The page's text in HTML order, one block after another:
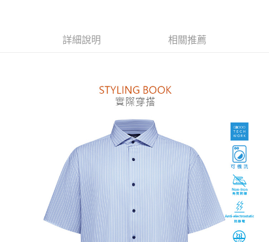
２．便利：只要手機號碼，簡訊認證，即可結帳。
１．於結帳方式選擇「AFTEE先享後付」後，將跳轉至「AFTEE先享後付」
結帳頁面，進行簡訊認證並確認金額後，即可完成結帳。
２．訂單成立數日內，您將收到繳費通知簡訊。
３．收到繳費通知簡訊後14天內，點擊此簡訊中的連結，可透過四大超商／
ATM／網路銀行／等多元方式進行付款，方視為交易完成。
※ 請注意：結帳手續完成當下不需立刻繳費，但若您需要取消訂單，請聯絡
購買商品的店家。未經商家同意取消之訂單仍視為有效，需透過AFTEE先享
後付繳納相關費用。
※ 交易是否成功請以「AFTEE先享後付 」之結帳頁面顯示為準，若有關於
是否繳費成功／繳費後需取消欲退款等相關疑問，請聯繫「AFTEE先享後付
客戶支援中心」https://netprotections.freshdesk.com/support/home
【注意事項】
１．透過由恩沛科技股份有限公司提供之「AFTEE先享後付」服務完成之交
易，需依本服務之必要範圍內提供個人資料，並將交易相關給付款項請求債
每筆NT$80，滿NT$1,500(含以上)免運費
每筆NT$120，滿NT$1,500(含以上)免運費
詳細說明 相關推薦